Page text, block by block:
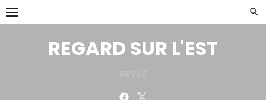
Skip
to
REGARD SUR L'EST
Facebook